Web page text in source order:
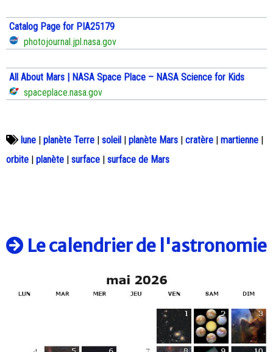
Catalog Page for PIA25179
photojournal.jpl.nasa.gov
All About Mars | NASA Space Place – NASA Science for Kids
spaceplace.nasa.gov
lune planète Terre soleil planète Mars cratère martienne
orbite
planète surface surface de Mars
Le calendrier de l'astronomie